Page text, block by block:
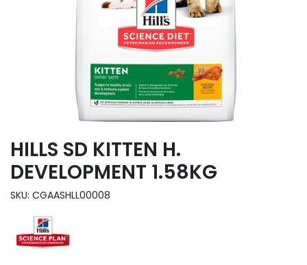
HILLS SD KITTEN H.
DEVELOPMENT 1.58KG
SKU: CGAASHLL00008